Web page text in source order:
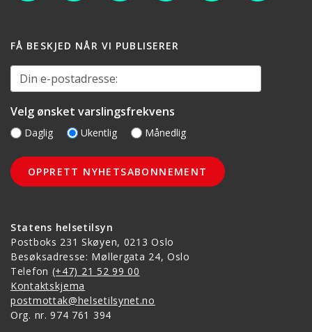
Statens helsetilsyn
Postboks 231 Skøyen, 0213 Oslo
Besøksadresse: Møllergata 24, Oslo
Telefon (+47) 21 52 99 00
Kontaktskjema
postmottak@helsetilsynet.no
Org. nr. 974 761 394
FÅ BESKJED NÅR VI PUBLISERER
Din e-postadresse:
Velg ønsket varslingsfrekvens
Daglig Ukentlig Månedlig